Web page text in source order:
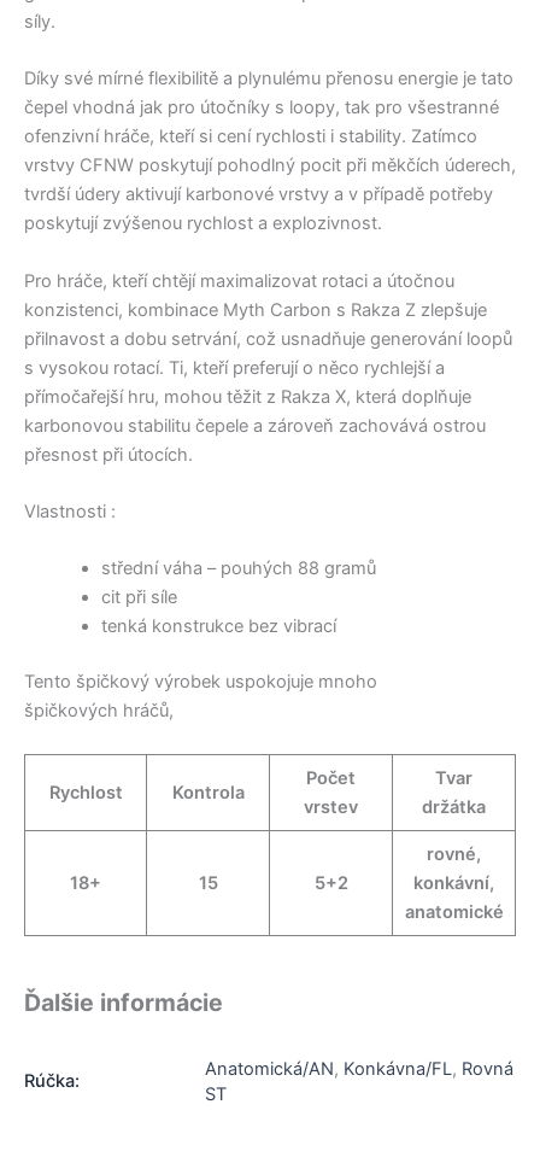
síly.
Díky své mírné flexibilitě a plynulému přenosu energie je tato
čepel vhodná jak pro útočníky s loopy, tak pro všestranné
ofenzivní hráče, kteří si cení rychlosti i stability. Zatímco
vrstvy CFNW poskytují pohodlný pocit při měkčích úderech,
tvrdší údery aktivují karbonové vrstvy a v případě potřeby
poskytují zvýšenou rychlost a explozivnost.
Pro hráče, kteří chtějí maximalizovat rotaci a útočnou
konzistenci, kombinace Myth Carbon s Rakza Z zlepšuje
přilnavost a dobu setrvání, což usnadňuje generování loopů
s vysokou rotací. Ti, kteří preferují o něco rychlejší a
přímočařejší hru, mohou těžit z Rakza X, která doplňuje
karbonovou stabilitu čepele a zároveň zachovává ostrou
přesnost při útocích.
Vlastnosti :
střední váha – pouhých 88 gramů
cit při síle
tenká konstrukce bez vibrací
Tento špičkový výrobek uspokojuje mnoho
špičkových hráčů,
Rychlost Kontrola
Počet
vrstev
Tvar
držátka
18+ 15 5+2
rovné,
konkávní,
anatomické
Ďalšie informácie
Rúčka:
Anatomická/AN, Konkávna/FL, Rovná
ST